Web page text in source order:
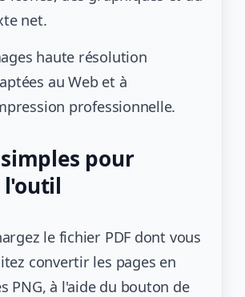
net.
haute résolution
au Web et à
professionnelle.
pour
le fichier PDF dont vous
convertir les pages en
PNG, à l'aide du bouton de